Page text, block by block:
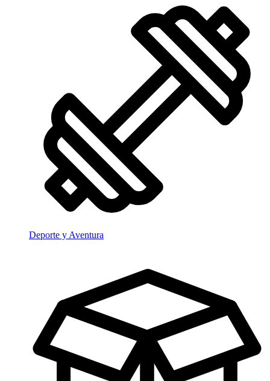
Deporte y Aventura